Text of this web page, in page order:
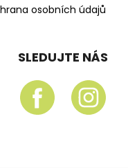
osobních údajů
SLEDUJTE NÁS